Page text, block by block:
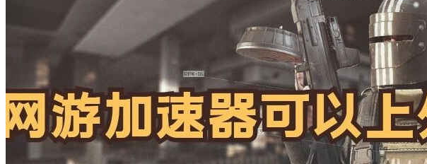
间
种
上
外
网
Google/Facebook/Twitter/YouTube
的